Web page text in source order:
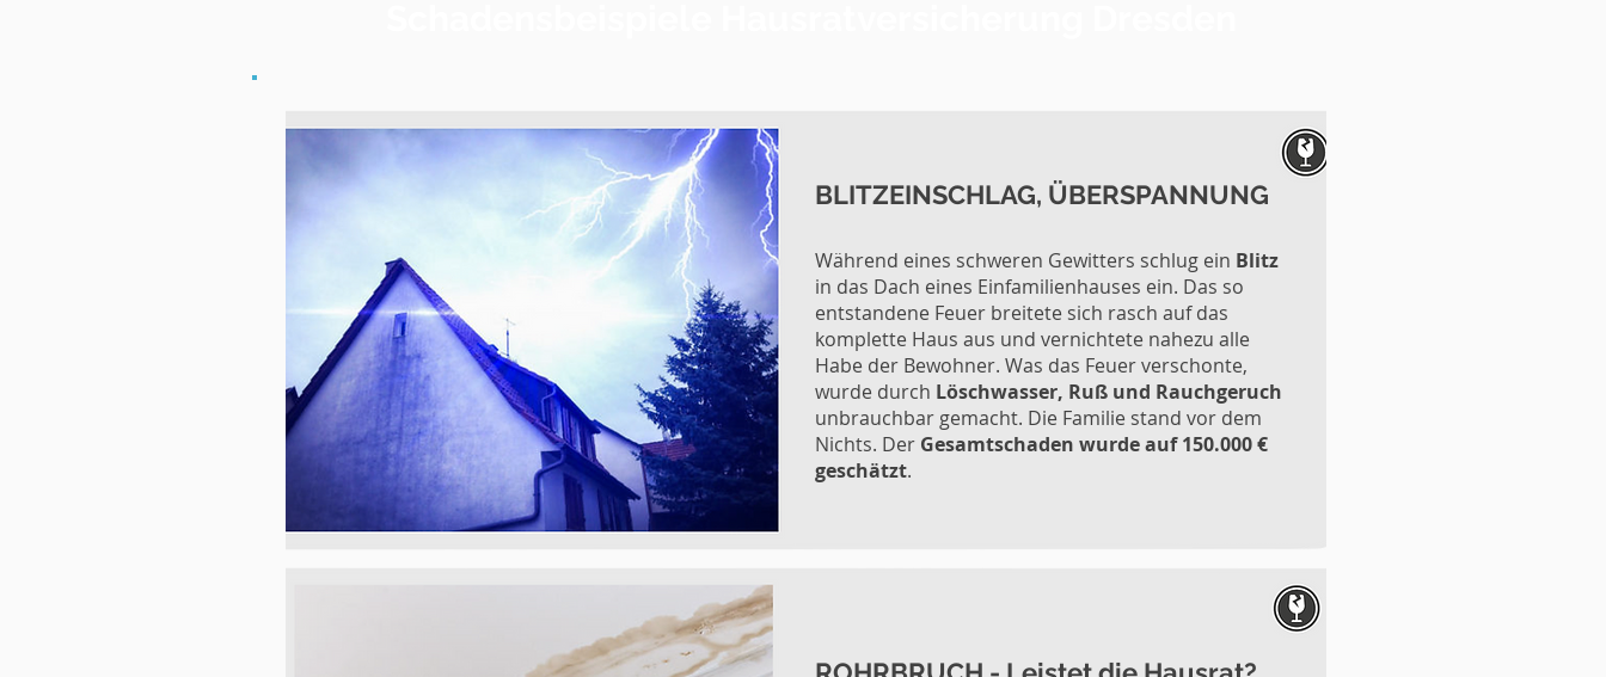
BLITZEINSCHLAG, ÜBERSPANNUNG
Während eines schweren Gewitters schlug ein Blitz
in das Dach eines Einfamilienhauses ein. Das so
entstandene Feuer breitete sich rasch auf das
komplette Haus aus und vernichtete nahezu alle
Habe der Bewohner. Was das Feuer verschonte,
wurde durch Löschwasser, Ruß und Rauchgeruch
unbrauchbar gemacht. Die Familie stand vor dem
Nichts. Der Gesamtschaden wurde auf 150.000 €
geschätzt.